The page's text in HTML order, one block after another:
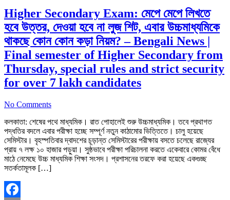
Higher Secondary Exam: মেপে মেপে লিখতে
হবে উত্তর, দেওয়া হবে না লুজ শিট, এবার উচ্চমাধ্যমিকে
থাকছে কোন কোন কড়া নিয়ম? – Bengali News |
Final semester of Higher Secondary from
Thursday, special rules and strict security
for over 7 lakh candidates
No Comments
কলকাতা: শেষের পথে মাধ্যমিক। রাত পোহালেই শুরু উচ্চমাধ্যমিক। তবে প্রথাগত
পদ্ধতির বদলে এবার পরীক্ষা হচ্ছে সম্পূর্ণ নতুন কাঠামোর ভিত্তিতে। চালু হয়েছে
সেমিস্টার। বৃহস্পতিবার দ্বাদশের চূড়ান্ত সেমিস্টারের পরীক্ষায় বসতে চলেছে রাজ্যের
প্রায় ৭ লক্ষ ১০ হাজার পড়ুয়া। সুষ্ঠভাবে পরীক্ষা পরিচালনা করতে একেবারে কোমর বেঁধে
মাঠে নেমেছে উচ্চ মাধ্যমিক শিক্ষা সংসদ। প্রশাসনের তরফে করা হয়েছে একগুচ্ছ
সতর্কতামূলক […]